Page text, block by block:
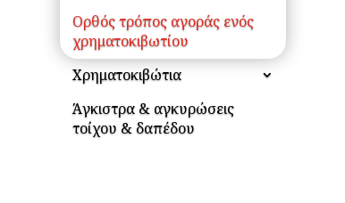
Ορθός τρόπος αγοράς ενός
χρηματοκιβωτίου
Χρηματοκιβώτια
Άγκιστρα & αγκυρώσεις
τοίχου & δαπέδου